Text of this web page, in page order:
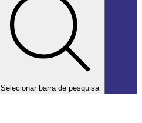
Selecionar barra de pesquisa